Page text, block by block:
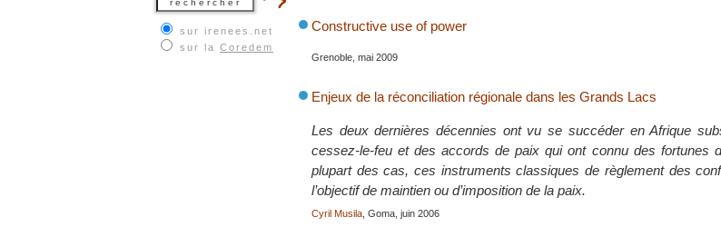
sur irenees.net
sur la Coredem
Constructive use of power
Grenoble, mai 2009
Enjeux de la réconciliation régionale dans les Grands Lacs
Les deux dernières décennies ont vu se succéder en Afrique
cessez-le-feu et des accords de paix qui ont connu des fortunes
plupart des cas, ces instruments classiques de règlement des
l’objectif de maintien ou d’imposition de la paix.
Cyril Musila , Goma, juin 2006